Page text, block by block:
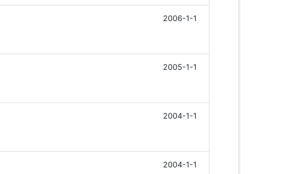
2006-1-1
2005-1-1
2004-1-1
2004-1-1